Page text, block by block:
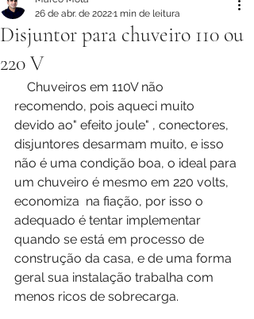
Disjuntor para chuveiro 110 ou
220 V
26 de abr. de 20221 min de leitura
recomendo, pois aqueci muito
devido ao" efeito joule" , conectores,
disjuntores desarmam muito, e isso
não é uma condição boa, o ideal para
um chuveiro é mesmo em 220 volts,
economiza  na fiação, por isso o
adequado é tentar implementar
quando se está em processo de
construção da casa, e de uma forma
geral sua instalação trabalha com
menos ricos de sobrecarga.